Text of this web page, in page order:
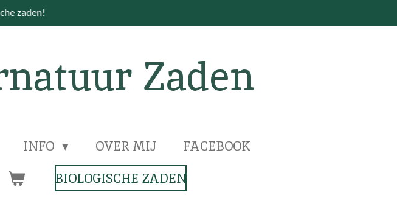
zaden!
Zaden
INFO OVER MIJ
FACEBOOK
BIOLOGISCHE ZADEN